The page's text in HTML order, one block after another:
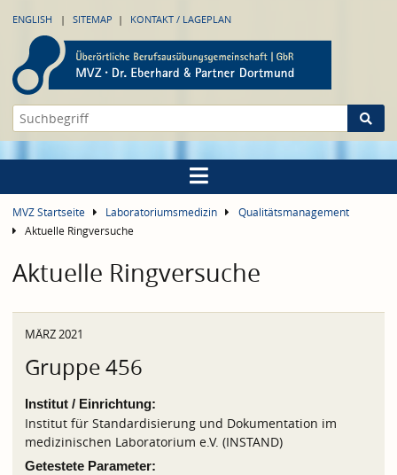
ENGLISH SITEMAP KONTAKT / LAGEPLAN
MVZ Startseite Laboratoriumsmedizin
Qualitätsmanagement
Aktuelle Ringversuche
Aktuelle Ringversuche
MÄRZ 2021
Gruppe 456
Institut / Einrichtung:
Institut für Standardisierung und Dokumentation im
medizinischen Laboratorium e.V. (INSTAND)
Getestete Parameter: